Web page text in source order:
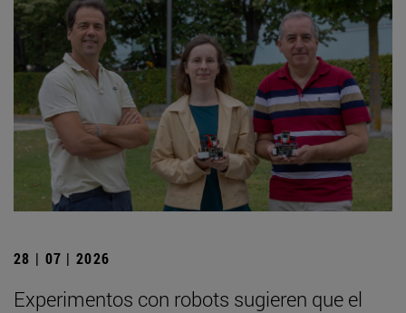
28 | 07 | 2026
Experimentos con robots sugieren que el